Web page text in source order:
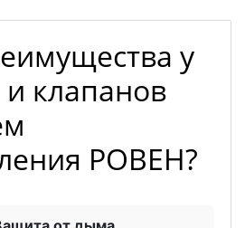
у
и клапанов
РОВЕН?